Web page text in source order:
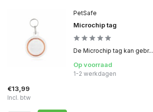
PetSafe
Microchip tag
De Microchip tag kan gebr...
Op voorraad
1-2 werkdagen
€13,99
Incl. btw